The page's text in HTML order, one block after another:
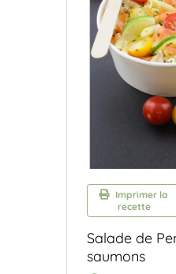
Imprimer la
recette
Salade de
saumons